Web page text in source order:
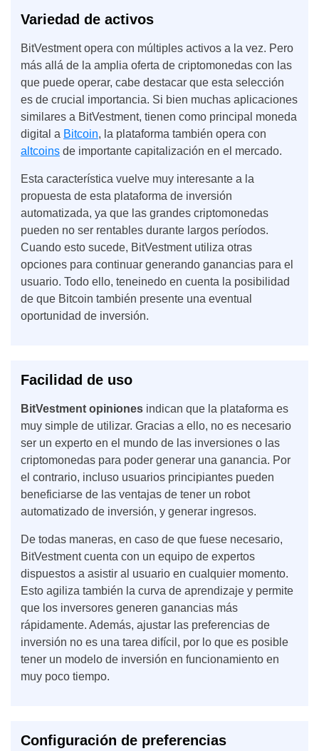
Variedad de activos
BitVestment opera con múltiples activos a la vez. Pero
más allá de la amplia oferta de criptomonedas con las
que puede operar, cabe destacar que esta selección
es de crucial importancia. Si bien muchas aplicaciones
similares a BitVestment, tienen como principal moneda
digital a Bitcoin, la plataforma también opera con
altcoins de importante capitalización en el mercado.
Esta característica vuelve muy interesante a la
propuesta de esta plataforma de inversión
automatizada, ya que las grandes criptomonedas
pueden no ser rentables durante largos períodos.
Cuando esto sucede, BitVestment utiliza otras
opciones para continuar generando ganancias para el
usuario. Todo ello, teneinedo en cuenta la posibilidad
de que Bitcoin también presente una eventual
oportunidad de inversión.
Facilidad de uso
BitVestment opiniones indican que la plataforma es
muy simple de utilizar. Gracias a ello, no es necesario
ser un experto en el mundo de las inversiones o las
criptomonedas para poder generar una ganancia. Por
el contrario, incluso usuarios principiantes pueden
beneficiarse de las ventajas de tener un robot
automatizado de inversión, y generar ingresos.
De todas maneras, en caso de que fuese necesario,
BitVestment cuenta con un equipo de expertos
dispuestos a asistir al usuario en cualquier momento.
Esto agiliza también la curva de aprendizaje y permite
que los inversores generen ganancias más
rápidamente. Además, ajustar las preferencias de
inversión no es una tarea difícil, por lo que es posible
tener un modelo de inversión en funcionamiento en
muy poco tiempo.
Configuración de preferencias